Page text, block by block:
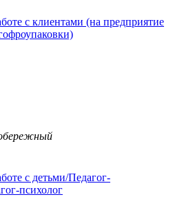
с клиентами (на предприятие
с детьми/Педагог-
психолог